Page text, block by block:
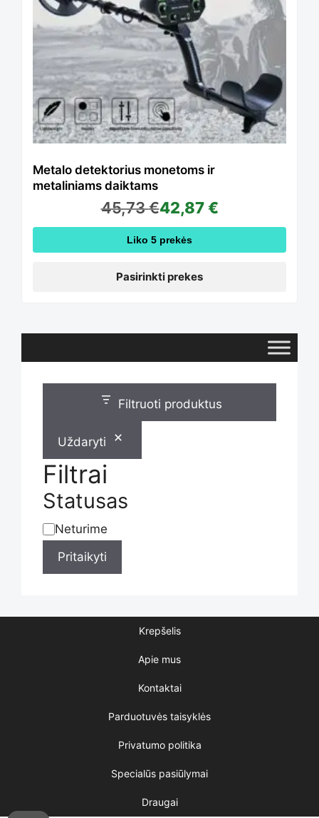
Metalo detektorius monetoms ir
metaliniams daiktams
45,73€42,87€
Liko 5 prekės
Pasirinkti prekes
has
multiple
variants.
The
options
be
chosen
on
the
product
page
Filtruoti produktus
Uždaryti
Filtrai
Statusas
Statusas
Neturime
Pritaikyti
Krepšelis
Apie mus
Kontaktai
Parduotuvės taisyklės
Privatumo politika
Specialūs pasiūlymai
Draugai